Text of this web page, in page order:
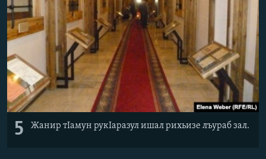
5 Жанир тIамун рукIаразул ишал рихьизе лъураб зал.